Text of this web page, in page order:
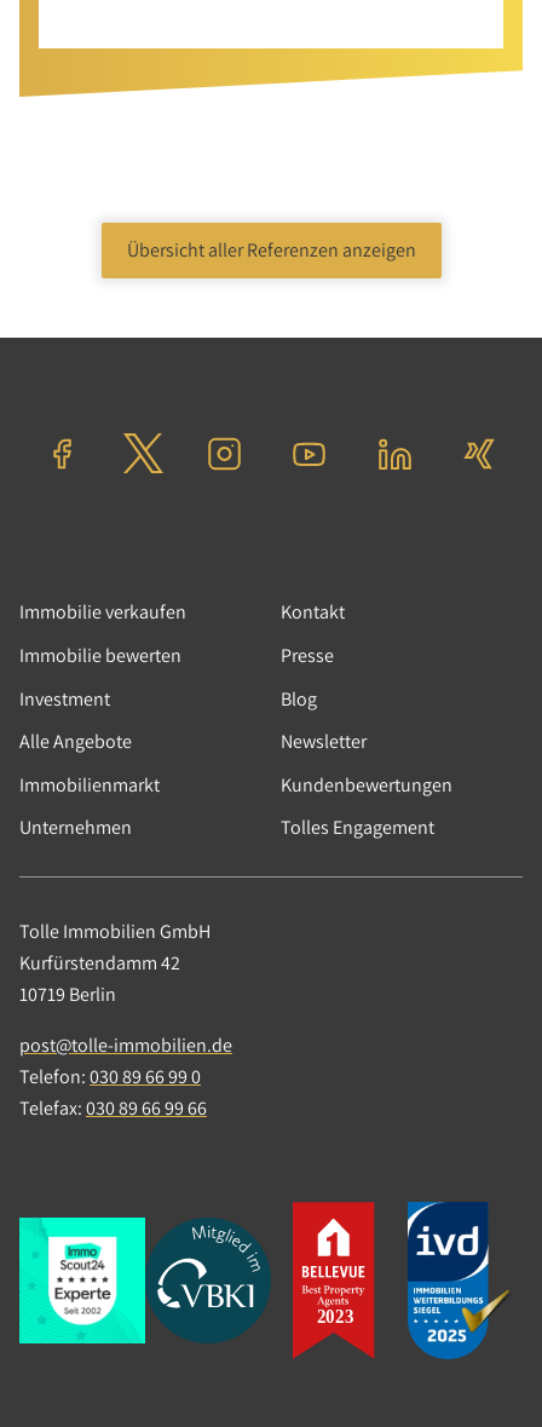
Übersicht aller Referenzen anzeigen
Immobilie verkaufen
Immobilie bewerten
Investment
Alle Angebote
Immobilienmarkt
Unternehmen
Kontakt
Presse
Blog
Newsletter
Kundenbewertungen
Tolles Engagement
Tolle Immobilien GmbH
Kurfürstendamm 42
10719 Berlin
post@tolle-immobilien.de
Telefon:030 89 66 99 0
Telefax:030 89 66 99 66